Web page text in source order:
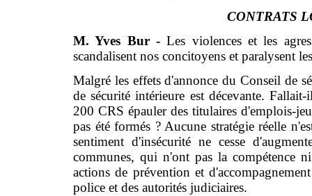
CONTRATS
M. Yves Bur -Les violences et les
scandalisent nos concitoyens et paralysent
Malgré les effets d'annonce du Conseil de
de sécurité intérieure est décevante.
200 CRS épauler des titulaires d'emplois-
pas été formés ? Aucune stratégie réelle
sentiment d'insécurité ne cesse
communes, qui n'ont pas la compétence
actions de prévention et
police et des autorités judiciaires.